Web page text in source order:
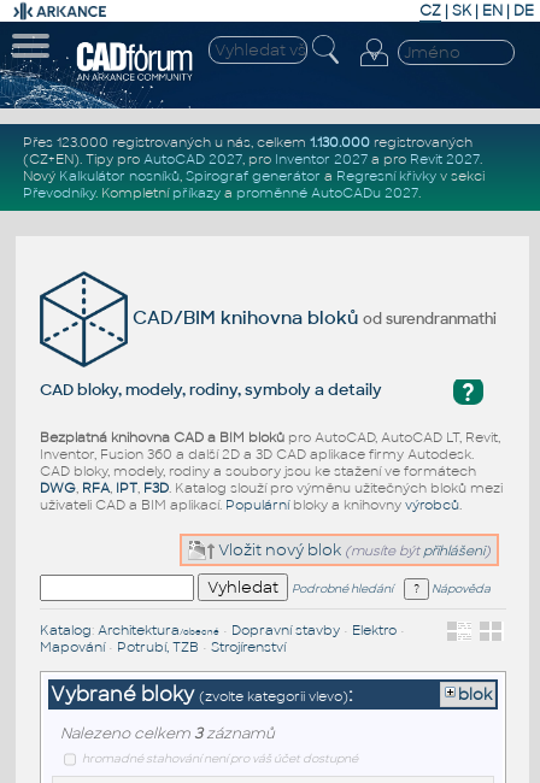
CZ | SK| EN | DE
Přes 123.000 registrovaných u nás, celkem 1.130.000registrovaných
(CZ+EN). Tipy pro AutoCAD 2027, pro Inventor 2027a pro Revit 2027.
Nový Kalkulátor nosníků, Spirograf generátor a Regresní křivkyv sekci
Převodníky. Kompletní příkazya proměnné AutoCADu 2027.
CAD/BIM knihovna blokůod surendranmathi
?
CAD bloky, modely, rodiny, symboly a detaily
Bezplatná knihovna CAD a BIM blokůpro AutoCAD, AutoCAD LT, Revit,
Inventor, Fusion 360 a další 2D a 3D CAD aplikace firmy Autodesk.
CAD bloky, modely, rodiny a soubory jsou ke stažení ve formátech
DWG, RFA, IPT, F3D. Katalog slouží pro výměnu užitečných bloků mezi
uživateli CAD a BIM aplikací. Populárníbloky a knihovny výrobců.
Vložit nový blok (musíte být přihlášeni)
Podrobné hledání Nápověda
Katalog: Architektura/obecné• Dopravní stavby• Elektro•
Mapování• Potrubí, TZB • Strojírenství
Vybrané bloky (zvolte kategorii vlevo): blok
Nalezeno celkem 3záznamů
hromadné stahování není pro váš účet dostupné